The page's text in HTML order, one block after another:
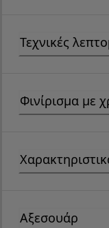
Τεχνικές
Φινίρισμα με
Αξεσουάρ